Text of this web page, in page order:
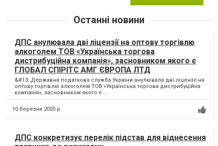
Останні новини
ДПС анулювала дві ліцензії на оптову торгівлю
алкоголем ТОВ «Українська торгова
дистрибуційна компанія», засновником якого є
ГЛОБАЛ СПІРІТС АМГ ЄВРОПА ЛТД
&#13; Державна податкова служба України анулювала дві ліцензії на
оптову торгівлю алкоголем ТОВ «Українська торгова дистрибуційна
компанія», засновником якого є...
10 березня 2025 р.
ДПС конкретизує перелік підстав для віднесення